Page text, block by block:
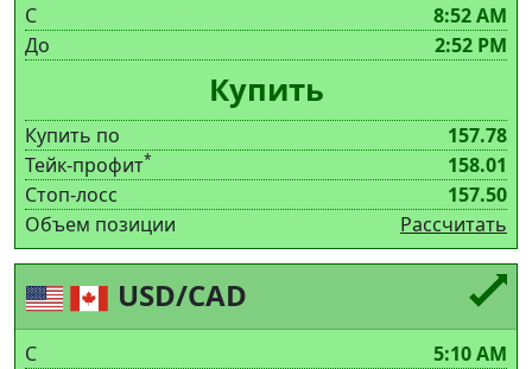
С
8:52 AM
До
2:52 PM
Купить
Купить по
157.78
Тейк-профит*
158.01
Стоп-лосс
157.50
Объем позиции
Рассчитать
USD/CAD
С
5:10 AM